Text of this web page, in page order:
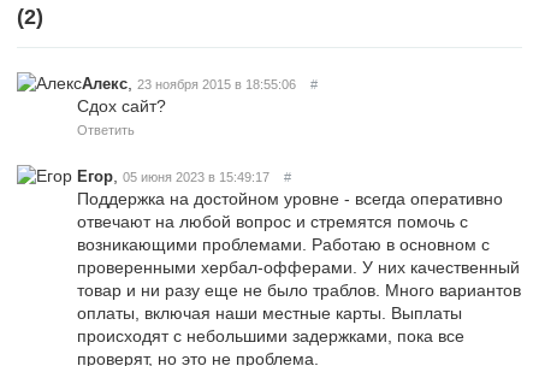
(2)
Алекс 23 ноября 2015 в 18:55:06 #
Сдох сайт?
Ответить
Егор 05 июня 2023 в 15:49:17 #
Поддержка на достойном уровне - всегда оперативно
отвечают на любой вопрос и стремятся помочь с
возникающими проблемами. Работаю в основном с
проверенными хербал-офферами. У них качественный
товар и ни разу еще не было траблов. Много вариантов
оплаты, включая наши местные карты. Выплаты
происходят с небольшими задержками, пока все
проверят, но это не проблема.